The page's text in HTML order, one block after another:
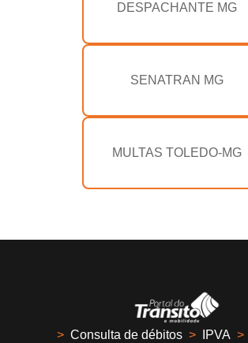
DESPACHANTE MG
SENATRAN MG
MULTAS TOLEDO-MG
> Consulta de débitos > IPVA >